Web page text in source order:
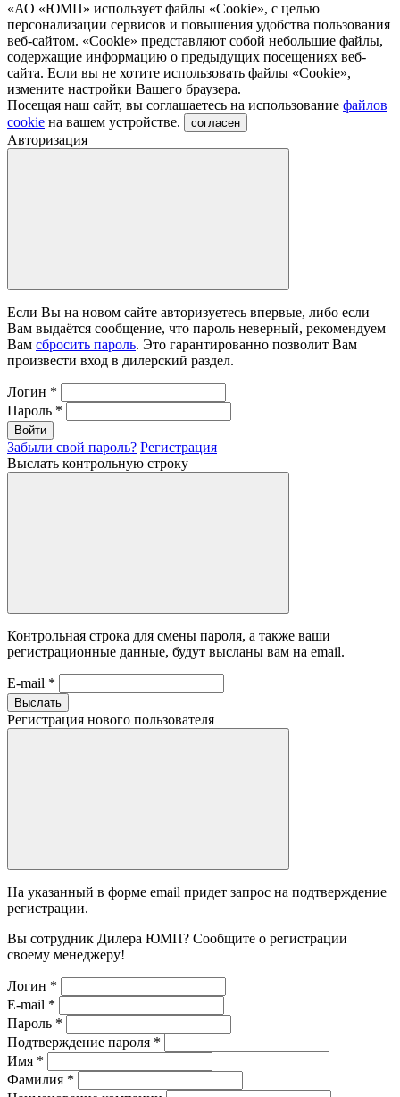
«АО «ЮМП» использует файлы «Сookie», с целью
персонализации сервисов и повышения удобства пользования
веб-сайтом. «Cookie» представляют собой небольшие файлы,
содержащие информацию о предыдущих посещениях веб-
сайта. Если вы не хотите использовать файлы «Сookie»,
измените настройки Вашего браузера.
Посещая наш сайт, вы соглашаетесь на использование файлов
cookie на вашем устройстве. согласен
Авторизация
Если Вы на новом сайте авторизуетесь впервые, либо если
Вам выдаётся сообщение, что пароль неверный, рекомендуем
Вам сбросить пароль. Это гарантированно позволит Вам
произвести вход в дилерский раздел.
Логин *
Пароль *
Войти
Забыли свой пароль? Регистрация
Выслать контрольную строку
Контрольная строка для смены пароля, а также ваши
регистрационные данные, будут высланы вам на email.
E-mail *
Выслать
Регистрация нового пользователя
На указанный в форме email придет запрос на подтверждение
регистрации.
Вы сотрудник Дилера ЮМП? Сообщите о регистрации
своему менеджеру!
Логин *
E-mail *
Пароль *
Подтверждение пароля *
Имя *
Фамилия *